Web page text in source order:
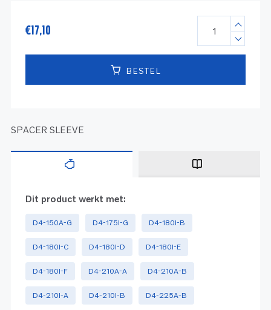
€17,10
BESTEL
SPACER SLEEVE
Dit product werkt met:
D4-150A-G D4-175I-G D4-180I-B
D4-180I-C D4-180I-D D4-180I-E
D4-180I-F D4-210A-A D4-210A-B
D4-210I-A D4-210I-B D4-225A-B